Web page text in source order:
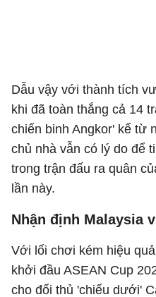
Dẫu vậy với thành tích
khi đã toàn thắng cả 14
chiến binh Angkor' kể từ
chủ nhà vẫn có lý do để
trong trận đấu ra quân
lần này.
Nhận định Malaysia
Với lối chơi kém hiệu
khởi đầu ASEAN Cup
cho đối thủ 'chiếu dưới'